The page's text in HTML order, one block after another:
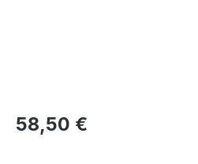
58,50 €